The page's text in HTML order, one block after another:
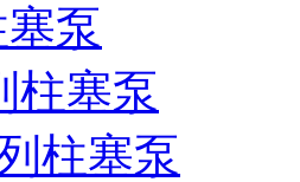
泵
柱塞泵
柱塞泵